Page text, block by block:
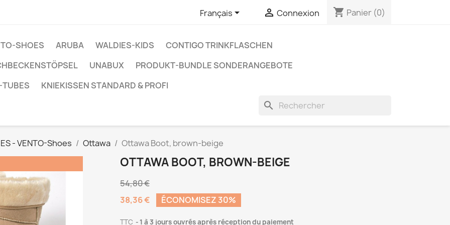
Français  Connexion shopping_cart Panier (0)
SHOES ARUBA WALDIES-KIDS
CONTIGO TRINKFLASCHEN
UNABUX
PRODUKT-BUNDLE SONDERANGEBOTE
KNIEKISSEN STANDARD & PROFI
search
- VENTO-Shoes Ottawa Ottawa Boot, brown-beige
OTTAWA BOOT, BROWN-BEIGE
54,80 €
38,36 €
ÉCONOMISEZ 30%
TTC 1 à 3 jours ouvrés après réception du paiement